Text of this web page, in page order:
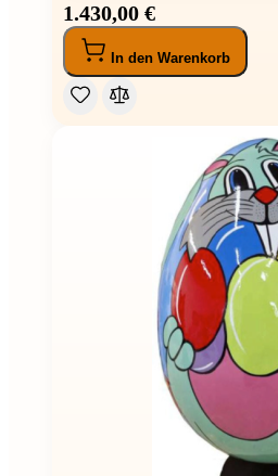
1.430,00 €
In den Warenkorb